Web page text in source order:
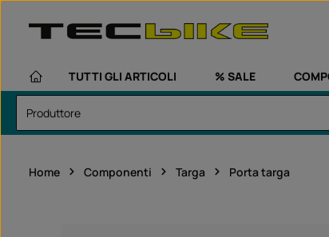
TUTTI GLI ARTICOLI % SALE
Home Componenti Targa Porta targa